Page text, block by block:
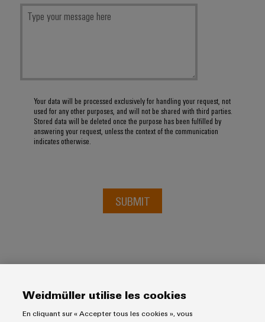
Your data will be processed exclusively for handling your request, not
used for any other purposes, and will not be shared with third parties.
Stored data will be deleted once the purpose has been fulfilled by
answering your request, unless the context of the communication
indicates otherwise.
SUBMIT
Weidmüller utilise les cookies
En cliquant sur « Accepter tous les cookies », vous